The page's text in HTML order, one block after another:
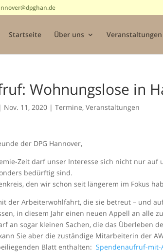
Startseite Über uns Veranstaltungen
Wohnungslose in
| Nov. 11, 2020 |Termine,Veranstaltungen
der DPG Hannover,
Zeit darf unser Interesse sich nicht nur
bedürftig sind.
den wir schon seit längerem im Fokus
der Arbeiterwohlfahrt, die sie betreut – und
in diesem Jahr einen neuen Appell an alle
an sogar kleinen Sachen, die das Überleben
Sie aber die zuständige Mitarbeiterin der
Blatt enthalten:Spendenaufruf-mit-